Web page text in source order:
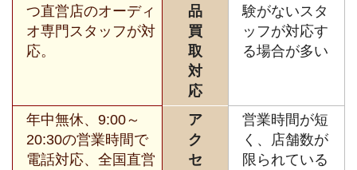
つ直営店のオーディ
オ専門スタッフが対
応。
品
買
取
対
応
験がないスタ
ッフが対応す
る場合が多い
年中無休、9:00～
20:30の営業時間で
電話対応、全国直営
ア
ク
セ
営業時間が短
く、店舗数が
限られている